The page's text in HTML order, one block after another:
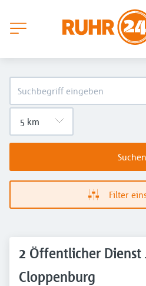
Suchen
Filter
2 Öffentlicher Dienst
Cloppenburg